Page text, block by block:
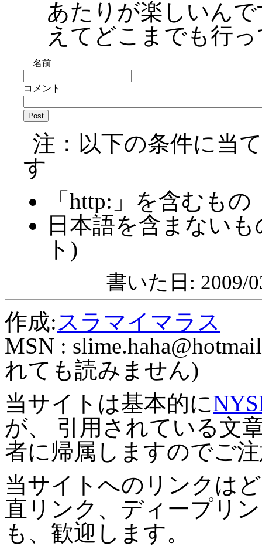
あたりが楽しいん
えてどこまでも行
名前
コメント
注：以下の条件に当
す
「http:」を含むもの
日本語を含まない
ト)
書いた日: 2009/
作成:スラマイマラス
MSN :
れても読みません)
当サイトは基本的に
が、 引用されている文
者に帰属しますのでご
当サイトへのリンクは
直リンク、ディープリ
も、歓迎します。